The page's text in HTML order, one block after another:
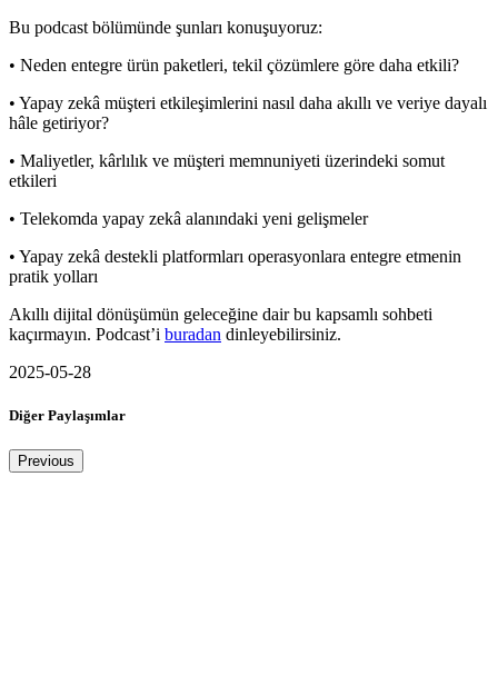
Bu podcast bölümünde şunları konuşuyoruz:
• Neden entegre ürün paketleri, tekil çözümlere göre daha etkili?
• Yapay zekâ müşteri etkileşimlerini nasıl daha akıllı ve veriye dayalı
hâle getiriyor?
• Maliyetler, kârlılık ve müşteri memnuniyeti üzerindeki somut
etkileri
• Telekomda yapay zekâ alanındaki yeni gelişmeler
• Yapay zekâ destekli platformları operasyonlara entegre etmenin
pratik yolları
Akıllı dijital dönüşümün geleceğine dair bu kapsamlı sohbeti
kaçırmayın. Podcast’i buradan dinleyebilirsiniz.
2025-05-28
Diğer Paylaşımlar
Previous